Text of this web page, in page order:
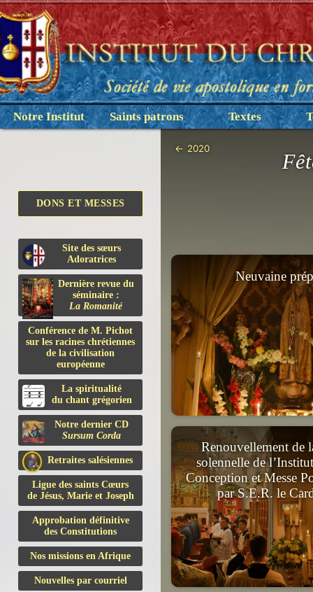
Notre Institut Saints patrons Textes
DONS ET MESSES
Site des sœurs
Adoratrices
Dernière revue du
séminaire :
La Romanité
Conférence de M. Pichot
sur les racines chrétiennes
de la civilisation
européenne
La spiritualité
du chant grégorien
Notre dernier CD
Sursum Corda
Retraites salésiennes
Ligue des saints Cœurs
de Jésus, Marie et Joseph
Approbation définitive
des Constitutions
Nos missions en Afrique
Nouvelles par courriel
← 2020
Neuvaine
Renouvellement de
solennelle de
Conception et Messe
par S.E.R. le